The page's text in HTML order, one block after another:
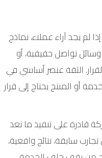
لم يجد آراء عملاء، نماذج
تواصل حقيقية، أو
الثقة عنصر أساسي في
أو المنتج يحتاج إلى قرار
قادرة على تنفيذ ما تعد
سابقة، نتائج واقعية،